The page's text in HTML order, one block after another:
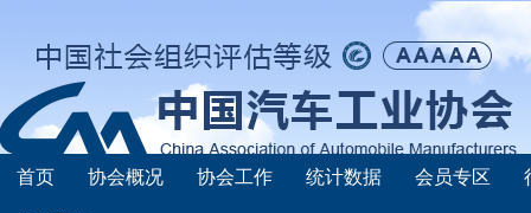
首页 协会概况 协会工作 统计数据 会员专区